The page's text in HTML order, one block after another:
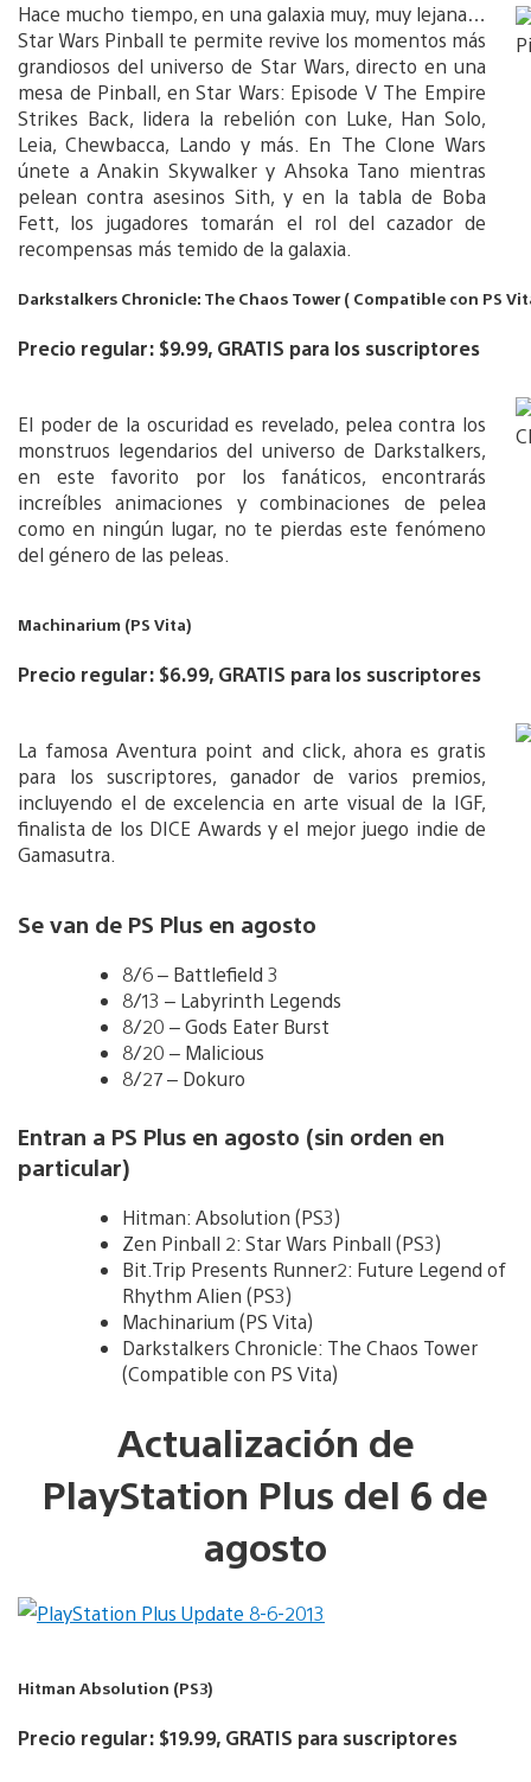
Hace mucho tiempo, en una galaxia muy, muy lejana…
Star Wars Pinball te permite revive los momentos más
grandiosos del universo de Star Wars, directo en una
mesa de Pinball, en Star Wars: Episode V The Empire
Strikes Back, lidera la rebelión con Luke, Han Solo,
Leia, Chewbacca, Lando y más. En The Clone Wars
únete a Anakin Skywalker y Ahsoka Tano mientras
pelean contra asesinos Sith, y en la tabla de Boba
Fett, los jugadores tomarán el rol del cazador de
recompensas más temido de la galaxia.
Darkstalkers Chronicle: The Chaos Tower ( Compatible con PS
Precio regular: $9.99, GRATIS para los suscriptores
El poder de la oscuridad es revelado, pelea contra los
monstruos legendarios del universo de Darkstalkers,
en este favorito por los fanáticos, encontrarás
increíbles animaciones y combinaciones de pelea
como en ningún lugar, no te pierdas este fenómeno
del género de las peleas.
Machinarium (PS Vita)
Precio regular: $6.99, GRATIS para los suscriptores
La famosa Aventura point and click, ahora es gratis
para los suscriptores, ganador de varios premios,
incluyendo el de excelencia en arte visual de la IGF,
finalista de los DICE Awards y el mejor juego indie de
Gamasutra.
Se van de PS Plus en agosto
8/6 – Battlefield 3
8/13 – Labyrinth Legends
8/20 – Gods Eater Burst
8/20 – Malicious
8/27 – Dokuro
Entran a PS Plus en agosto (sin orden en
particular)
Hitman: Absolution (PS3)
Zen Pinball 2: Star Wars Pinball (PS3)
Bit.Trip Presents Runner2: Future Legend of
Rhythm Alien (PS3)
Machinarium (PS Vita)
Darkstalkers Chronicle: The Chaos Tower
(Compatible con PS Vita)
Actualización de
PlayStation Plus del 6 de
agosto
Hitman Absolution (PS3)
Precio regular: $19.99, GRATIS para suscriptores